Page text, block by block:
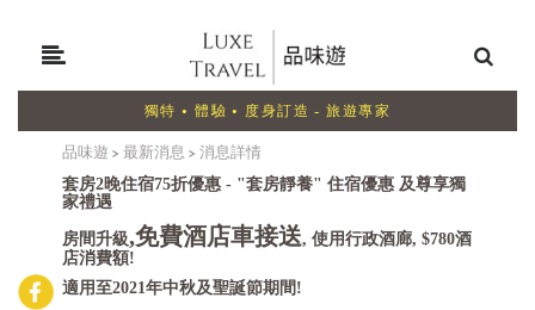
獨特 • 體驗 • 度身訂造 - 旅遊專家
品味遊 >最新消息 >消息詳情
套房2晚住宿75折優惠 - "套房靜養" 住宿優惠 及尊享獨
家禮遇
房間升級,免費酒店車接送, 使用行政酒廊, $780酒
店消費額!
適用至2021年中秋及聖誕節期間!